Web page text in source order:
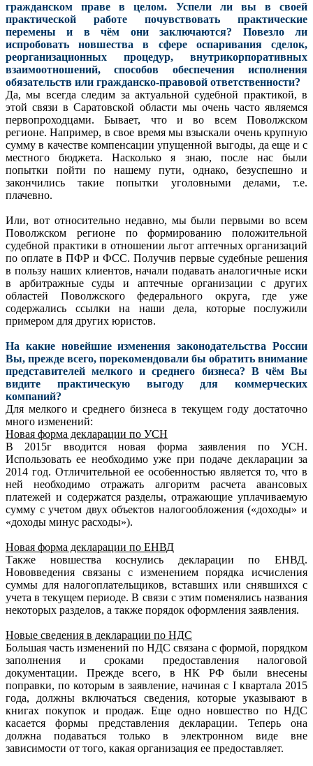
гражданском праве в целом. Успели ли вы в своей
практической работе почувствовать практические
перемены и в чём они заключаются? Повезло ли
испробовать новшества в сфере оспаривания сделок,
реорганизационных процедур, внутрикорпоративных
взаимоотношений, способов обеспечения исполнения
обязательств или гражданско-правовой ответственности?
Да, мы всегда следим за актуальной судебной практикой, в
этой связи в Саратовской области мы очень часто являемся
первопроходцами. Бывает, что и во всем Поволжском
регионе. Например, в свое время мы взыскали очень крупную
сумму в качестве компенсации упущенной выгоды, да еще и с
местного бюджета. Насколько я знаю, после нас были
попытки пойти по нашему пути, однако, безуспешно и
закончились такие попытки уголовными делами, т.е.
плачевно.
Или, вот относительно недавно, мы были первыми во всем
Поволжском регионе по формированию положительной
судебной практики в отношении льгот аптечных организаций
по оплате в ПФР и ФСС. Получив первые судебные решения
в пользу наших клиентов, начали подавать аналогичные иски
в арбитражные суды и аптечные организации с других
областей Поволжского федерального округа, где уже
содержались ссылки на наши дела, которые послужили
примером для других юристов.
На какие новейшие изменения законодательства России
Вы, прежде всего, порекомендовали бы обратить внимание
представителей мелкого и среднего бизнеса? В чём Вы
видите практическую выгоду для коммерческих
компаний?
Для мелкого и среднего бизнеса в текущем году достаточно
много изменений:
Новая форма декларации по УСН
В 2015г вводится новая форма заявления по УСН.
Использовать ее необходимо уже при подаче декларации за
2014 год. Отличительной ее особенностью является то, что в
ней необходимо отражать алгоритм расчета авансовых
платежей и содержатся разделы, отражающие уплачиваемую
сумму с учетом двух объектов налогообложения («доходы» и
«доходы минус расходы»).
Новая форма декларации по ЕНВД
Также новшества коснулись декларации по ЕНВД.
Нововведения связаны с изменением порядка исчисления
суммы для налогоплательщиков, вставших или снявшихся с
учета в текущем периоде. В связи с этим поменялись названия
некоторых разделов, а также порядок оформления заявления.
Новые сведения в декларации по НДС
Большая часть изменений по НДС связана с формой, порядком
заполнения и сроками предоставления налоговой
документации. Прежде всего, в НК РФ были внесены
поправки, по которым в заявление, начиная с I квартала 2015
года, должны включаться сведения, которые указывают в
книгах покупок и продаж. Еще одно новшество по НДС
касается формы представления декларации. Теперь она
должна подаваться только в электронном виде вне
зависимости от того, какая организация ее предоставляет.